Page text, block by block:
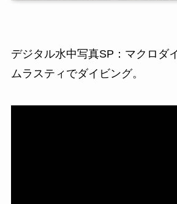
デジタル水中写真SP：マクロダ
ムラスティ でダイビング。